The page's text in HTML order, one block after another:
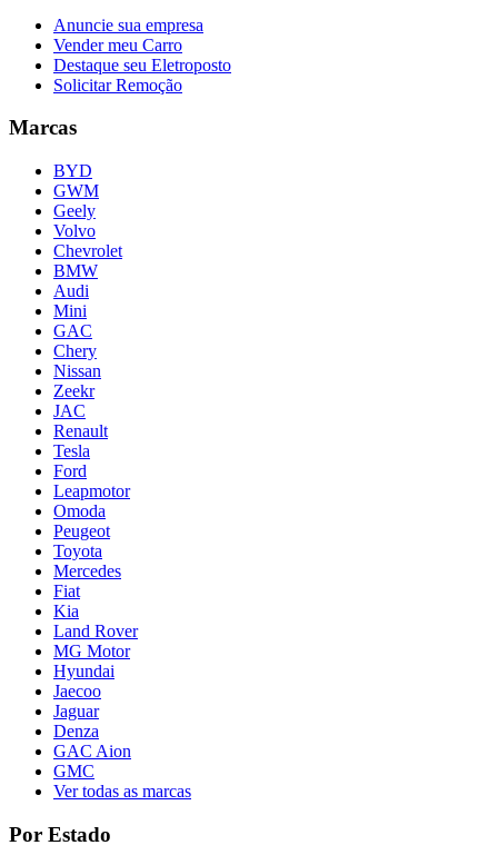
Anuncie sua empresa
Vender meu Carro
Destaque seu Eletroposto
Solicitar Remoção
Marcas
BYD
GWM
Geely
Volvo
Chevrolet
BMW
Audi
Mini
GAC
Chery
Nissan
Zeekr
JAC
Renault
Tesla
Ford
Leapmotor
Omoda
Peugeot
Toyota
Mercedes
Fiat
Kia
Land Rover
MG Motor
Hyundai
Jaecoo
Jaguar
Denza
GAC Aion
GMC
Ver todas as marcas
Por Estado